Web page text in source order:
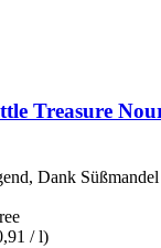
Treasure
Dank
/ l)